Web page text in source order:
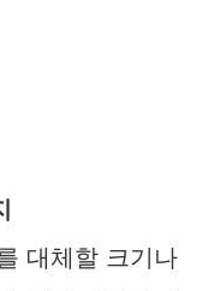
대체할 크기나